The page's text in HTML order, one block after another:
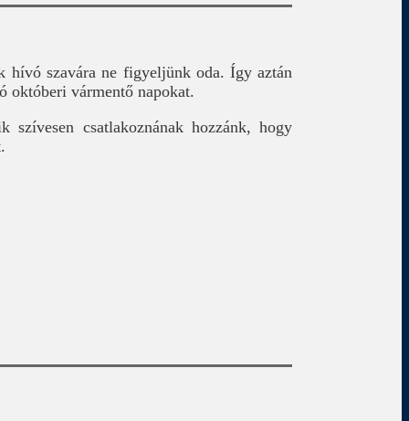
hívó szavára ne figyeljünk oda. Így aztán
októberi vármentő napokat.
csatlakoznának hozzánk, hogy